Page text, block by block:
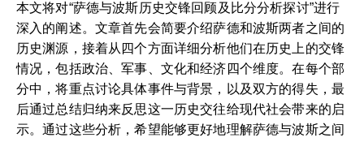
本文将对“萨德与波斯历史交锋回顾及比分分析探讨”进行
深入的阐述。文章首先会简要介绍萨德和波斯两者之间的
历史渊源，接着从四个方面详细分析他们在历史上的交锋
情况，包括政治、军事、文化和经济四个维度。在每个部
分中，将重点讨论具体事件与背景，以及双方的得失，最
后通过总结归纳来反思这一历史交往给现代社会带来的启
示。通过这些分析，希望能够更好地理解萨德与波斯之间